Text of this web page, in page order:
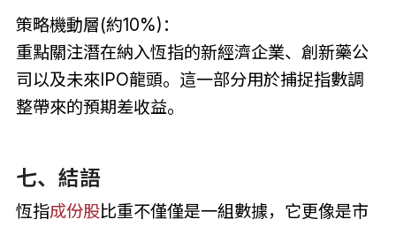
策略機動層(約10%)：
重點關注潛在納入恆指的新經濟企業、創新藥公
司以及未來IPO龍頭。這一部分用於捕捉指數調
整帶來的預期差收益。
七、結語
恆指成份股比重不僅僅是一組數據，它更像是市